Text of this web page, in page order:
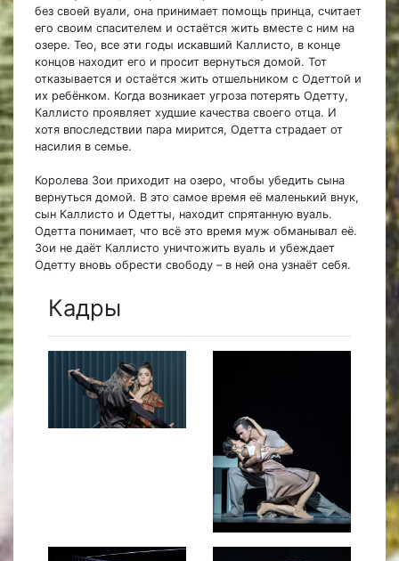
без своей вуали, она принимает помощь принца, считает
его своим спасителем и остаётся жить вместе с ним на
озере. Тео, все эти годы искавший Каллисто, в конце
концов находит его и просит вернуться домой. Тот
отказывается и остаётся жить отшельником с Одеттой и
их ребёнком. Когда возникает угроза потерять Одетту,
Каллисто проявляет худшие качества своего отца. И
хотя впоследствии пара мирится, Одетта страдает от
насилия в семье.
Королева Зои приходит на озеро, чтобы убедить сына
вернуться домой. В это самое время её маленький внук,
сын Каллисто и Одетты, находит спрятанную вуаль.
Одетта понимает, что всё это время муж обманывал её.
Зои не даёт Каллисто уничтожить вуаль и убеждает
Одетту вновь обрести свободу – в ней она узнаёт себя.
Кадры